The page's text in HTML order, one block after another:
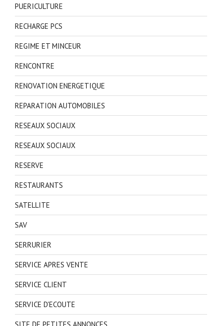
PUERICULTURE
RECHARGE PCS
REGIME ET MINCEUR
RENCONTRE
RENOVATION ENERGETIQUE
REPARATION AUTOMOBILES
RESEAUX SOCIAUX
RESEAUX SOCIAUX
RESERVE
RESTAURANTS
SATELLITE
SAV
SERRURIER
SERVICE APRES VENTE
SERVICE CLIENT
SERVICE D'ECOUTE
SITE DE PETITES ANNONCES